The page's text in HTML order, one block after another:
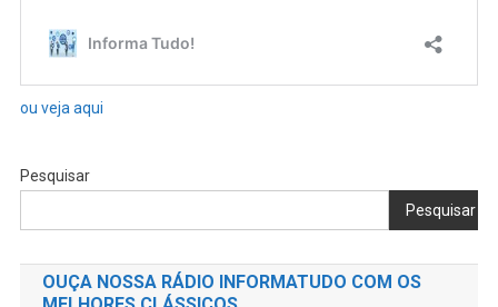
ou veja aqui
Pesquisar
Pesquisar
OUÇA NOSSA RÁDIO INFORMATUDO COM OS